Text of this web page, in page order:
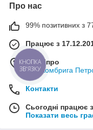
Про нас
99% позитивних з 77
Працює з
м. Дніпро
вул. Комбрига
Контакти
Сьогодні працює
Показати весь
КНОПКА
ЗВ'ЯЗКУ